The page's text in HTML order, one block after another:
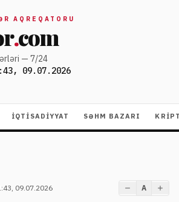
AQREQATORU
.com
— 7/24
09.07.2026
İQTISADIYYAT SƏHM BAZARI
09.07.2026 A